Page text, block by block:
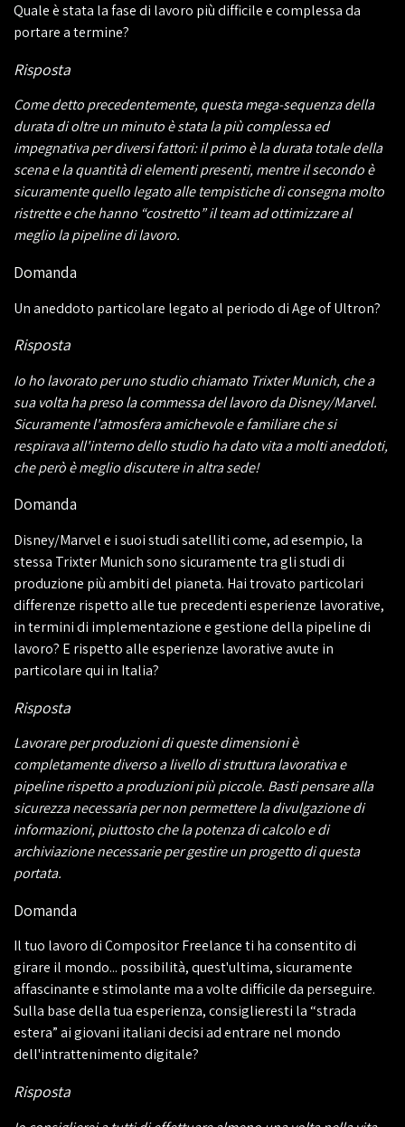
Quale è stata la fase di lavoro più difficile e complessa da
portare a termine?
Risposta
Come detto precedentemente, questa mega-sequenza della
durata di oltre un minuto è stata la più complessa ed
impegnativa per diversi fattori: il primo è la durata totale della
scena e la quantità di elementi presenti, mentre il secondo è
sicuramente quello legato alle tempistiche di consegna molto
ristrette e che hanno “costretto” il team ad ottimizzare al
meglio la pipeline di lavoro.
Domanda
Un aneddoto particolare legato al periodo di Age of Ultron?
Risposta
Io ho lavorato per uno studio chiamato Trixter Munich, che a
sua volta ha preso la commessa del lavoro da Disney/Marvel.
Sicuramente l'atmosfera amichevole e familiare che si
respirava all'interno dello studio ha dato vita a molti aneddoti,
che però è meglio discutere in altra sede!
Domanda
Disney/Marvel e i suoi studi satelliti come, ad esempio, la
stessa Trixter Munich sono sicuramente tra gli studi di
produzione più ambiti del pianeta. Hai trovato particolari
differenze rispetto alle tue precedenti esperienze lavorative,
in termini di implementazione e gestione della pipeline di
lavoro? E rispetto alle esperienze lavorative avute in
particolare qui in Italia?
Risposta
Lavorare per produzioni di queste dimensioni è
completamente diverso a livello di struttura lavorativa e
pipeline rispetto a produzioni più piccole. Basti pensare alla
sicurezza necessaria per non permettere la divulgazione di
informazioni, piuttosto che la potenza di calcolo e di
archiviazione necessarie per gestire un progetto di questa
portata.
Domanda
Il tuo lavoro di Compositor Freelance ti ha consentito di
girare il mondo... possibilità, quest'ultima, sicuramente
affascinante e stimolante ma a volte difficile da perseguire.
Sulla base della tua esperienza, consiglieresti la “strada
estera” ai giovani italiani decisi ad entrare nel mondo
dell'intrattenimento digitale?
Risposta